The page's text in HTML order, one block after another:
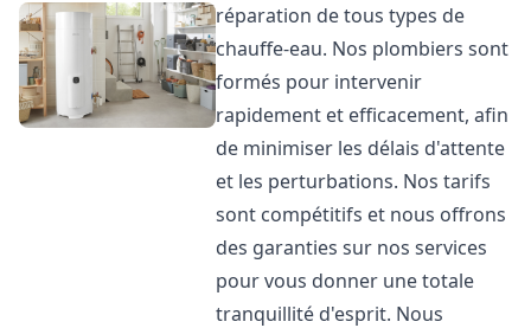
réparation de tous types de
chauffe-eau. Nos plombiers sont
formés pour intervenir
rapidement et efficacement, afin
de minimiser les délais d'attente
et les perturbations. Nos tarifs
sont compétitifs et nous offrons
des garanties sur nos services
pour vous donner une totale
tranquillité d'esprit. Nous